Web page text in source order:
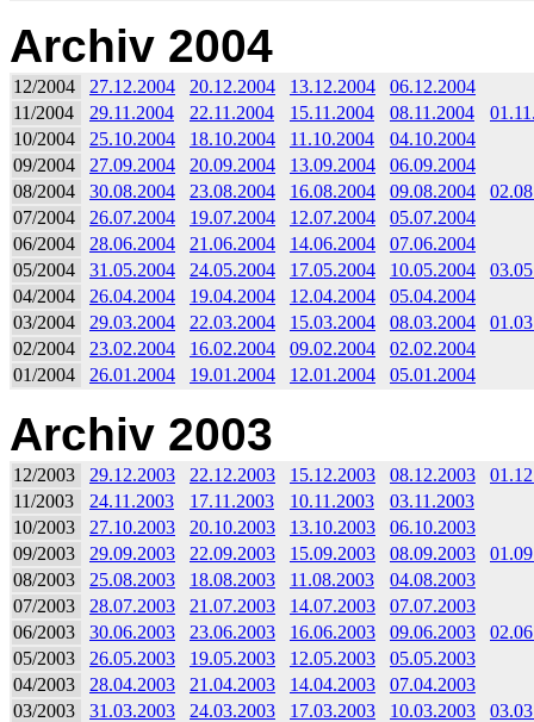
Archiv 2004
12/2004 27.12.2004 20.12.2004 13.12.2004
06.12.2004
11/2004
29.11.2004 22.11.2004 15.11.2004 08.11.2004
10/2004
25.10.2004 18.10.2004 11.10.2004
04.10.2004
09/2004
27.09.2004 20.09.2004 13.09.2004
06.09.2004
08/2004
30.08.2004 23.08.2004 16.08.2004 09.08.2004
07/2004
26.07.2004 19.07.2004 12.07.2004
05.07.2004
06/2004
28.06.2004 21.06.2004 14.06.2004
07.06.2004
05/2004
31.05.2004 24.05.2004 17.05.2004 10.05.2004
04/2004
26.04.2004 19.04.2004 12.04.2004
05.04.2004
03/2004
29.03.2004 22.03.2004 15.03.2004 08.03.2004
02/2004
23.02.2004 16.02.2004 09.02.2004
02.02.2004
01/2004
26.01.2004 19.01.2004 12.01.2004 05.01.2004
Archiv 2003
12/2003 29.12.2003 22.12.2003 15.12.2003 08.12.2003
11/2003
24.11.2003 17.11.2003 10.11.2003
03.11.2003
10/2003
27.10.2003 20.10.2003 13.10.2003
06.10.2003
09/2003
29.09.2003 22.09.2003 15.09.2003 08.09.2003
08/2003
25.08.2003 18.08.2003 11.08.2003
04.08.2003
07/2003
28.07.2003 21.07.2003 14.07.2003
07.07.2003
06/2003
30.06.2003 23.06.2003 16.06.2003 09.06.2003
05/2003
26.05.2003 19.05.2003 12.05.2003
05.05.2003
04/2003
28.04.2003 21.04.2003 14.04.2003
07.04.2003
03/2003
31.03.2003 24.03.2003 17.03.2003 10.03.2003